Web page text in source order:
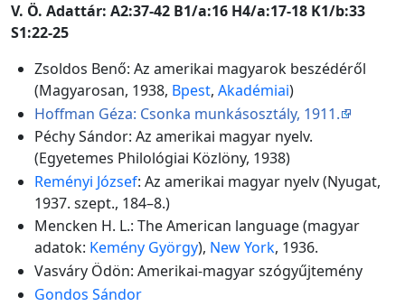
V. Ö. Adattár: A2:37-42 B1/a:16 H4/a:17-18 K1/b:33
S1:22-25
Zsoldos Benő: Az amerikai magyarok beszédéről
(Magyarosan, 1938, Bpest, Akadémiai)
Hoffman Géza: Csonka munkásosztály, 1911.
Péchy Sándor: Az amerikai magyar nyelv.
(Egyetemes Philológiai Közlöny, 1938)
Reményi József: Az amerikai magyar nyelv (Nyugat,
1937. szept., 184–8.)
Mencken H. L.: The American language (magyar
adatok: Kemény György), New York, 1936.
Vasváry Ödön: Amerikai-magyar szógyűjtemény
Gondos Sándor